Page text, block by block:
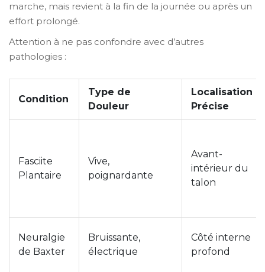
marche, mais revient à la fin de la journée ou après un
effort prolongé.
Attention à ne pas confondre avec d’autres
pathologies :
Condition
Type de
Douleur
Localisation
Précise
Fasciite
Plantaire
Vive,
poignardante
Avant-
intérieur du
talon
Neuralgie
de Baxter
Bruissante,
électrique
Côté interne
profond